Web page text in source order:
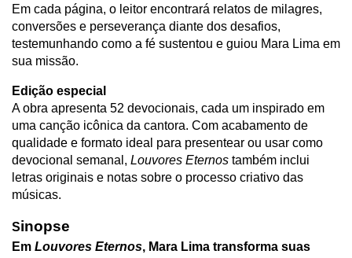
Em cada página, o leitor encontrará relatos de milagres,
conversões e perseverança diante dos desafios,
testemunhando como a fé sustentou e guiou Mara Lima em
sua missão.
Edição especial
A obra apresenta 52 devocionais, cada um inspirado em
uma canção icônica da cantora. Com acabamento de
qualidade e formato ideal para presentear ou usar como
devocional semanal, Louvores Eternos também inclui
letras originais e notas sobre o processo criativo das
músicas.
Sinopse
Em Louvores Eternos, Mara Lima transforma suas